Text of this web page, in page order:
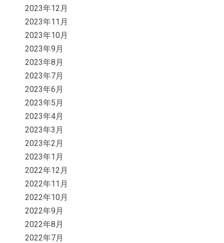
2023年12月
2023年11月
2023年10月
2023年9月
2023年8月
2023年7月
2023年6月
2023年5月
2023年4月
2023年3月
2023年2月
2023年1月
2022年12月
2022年11月
2022年10月
2022年9月
2022年8月
2022年7月